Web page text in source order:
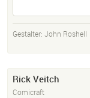
Gestalter: John Roshell
Rick Veitch
Comicraft